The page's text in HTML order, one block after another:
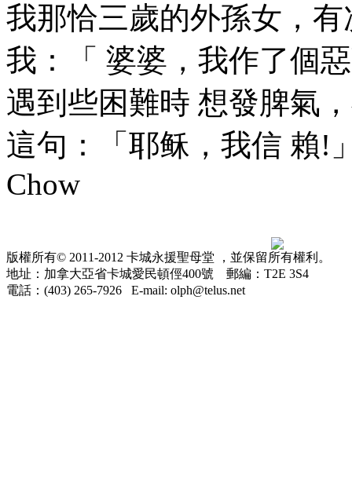
我那恰三歲的外孫女，
我：「 婆婆，我作了個
遇到些困難時 想發脾氣
這句：「耶稣，我信 賴!
Chow
版權所有© 2011-2012 卡城永援聖母堂 ，並保留所有權利。
地址：加拿大亞省卡城愛民頓俓400號 郵編：T2E 3S4
電話：(403) 265-7926 E-mail: olph@telus.net